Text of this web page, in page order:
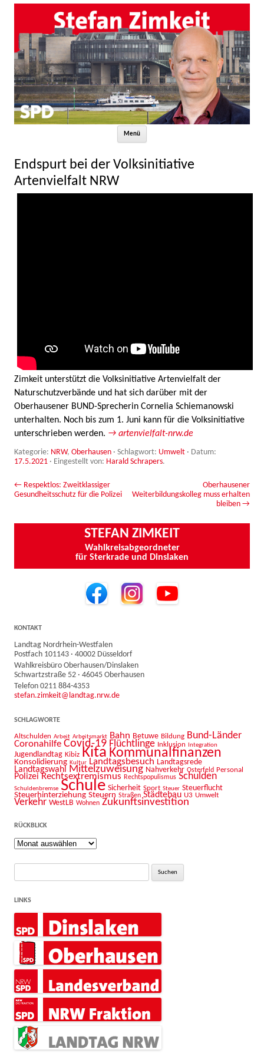
Menü
Endspurt bei der Volksinitiative
Artenvielfalt NRW
Zimkeit unterstützt die Volksinitiative Artenvielfalt der
Naturschutzverbände und hat sich darüber mit der
Oberhausener BUND-Sprecherin Cornelia Schiemanowski
unterhalten. Noch bis zum 1. Juni kann für die Volksinitiative
unterschrieben werden. → artenvielfalt-nrw.de
Kategorie: NRW, Oberhausen · Schlagwort: Umwelt · Datum:
17.5.2021 · Eingestellt von: Harald Schrapers.
Beitrags-Navigation
← Respektlos: Zweitklassiger
Gesundheitsschutz für die Polizei
Oberhausener
Weiterbildungskolleg muss erhalten
bleiben →
STEFAN ZIMKEIT
Wahlkreisabgeordneter
für Sterkrade und Dinslaken
KONTAKT
Landtag Nordrhein-Westfalen
Postfach 101143 · 40002 Düsseldorf
Wahlkreisbüro Oberhausen/Dinslaken
Schwartzstraße 52 · 46045 Oberhausen
Telefon 0211 884-4353
stefan.zimkeit@landtag.nrw.de
SCHLAGWORTE
Altschulden Arbeit Arbeitsmarkt Bahn Betuwe Bildung Bund-Länder
Coronahilfe Covid-19 Flüchtlinge Inklusion Integration
Jugendlandtag Kibiz Kita Kommunalfinanzen
Konsolidierung Kultur Landtagsbesuch Landtagsrede
Landtagswahl Mittelzuweisung Nahverkehr Osterfeld Personal
Polizei Rechtsextremismus Rechtspopulismus Schulden
Schuldenbremse Schule Sicherheit Sport Steuer Steuerflucht
Steuerhinterziehung Steuern Straßen Städtebau U3 Umwelt
Verkehr WestLB Wohnen Zukunftsinvestition
RÜCKBLICK
Rückblick
Suche
LINKS